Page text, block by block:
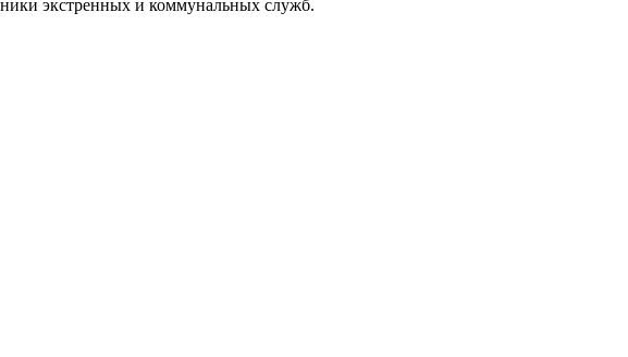
экстренных и коммунальных служб.